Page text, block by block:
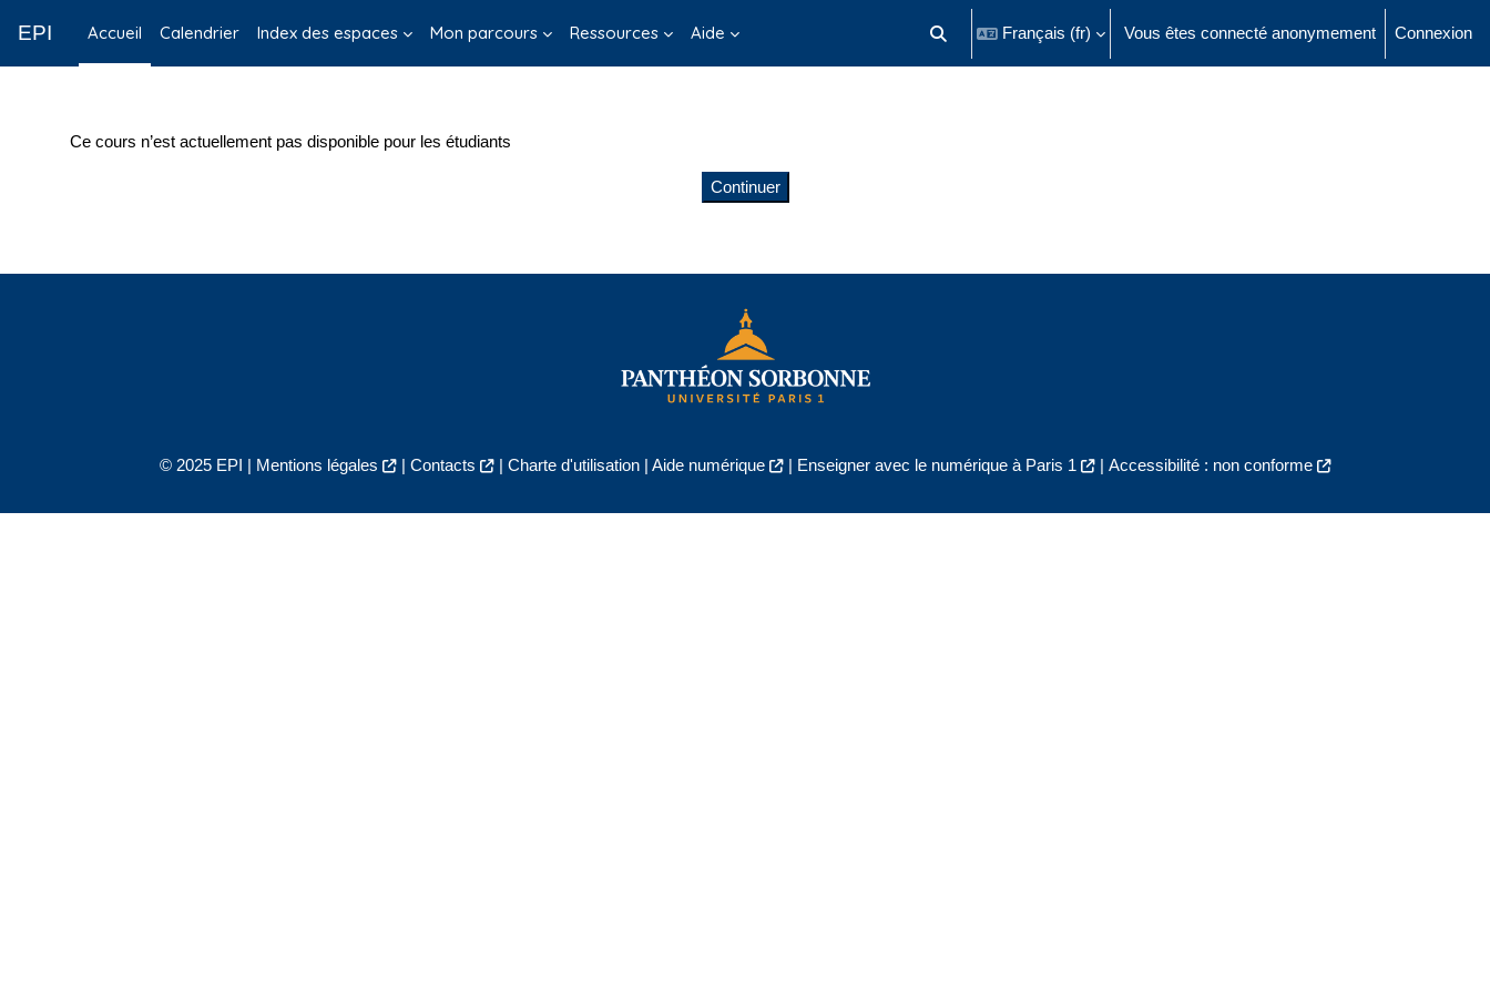
EPI Accueil Calendrier Index des espaces Mon parcours Ressources Aide Activer/désactiver la saisie de recherche
Français ‎(fr)‎ Vous êtes connecté anonymement Connexion
Ce cours n’est actuellement pas disponible pour les étudiants
Continuer
© 2025 EPI | Mentions légales | Contacts | Charte d'utilisation| Aide numérique | Enseigner avec le numérique à Paris 1 | Accessibilité : non conforme